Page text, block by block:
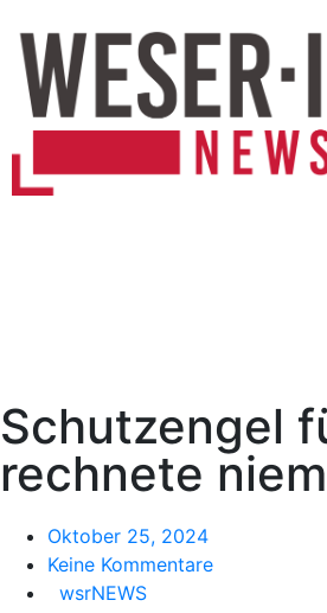
Schutzengel
rechnete
Oktober 25, 2024
Keine Kommentare
wsrNEWS